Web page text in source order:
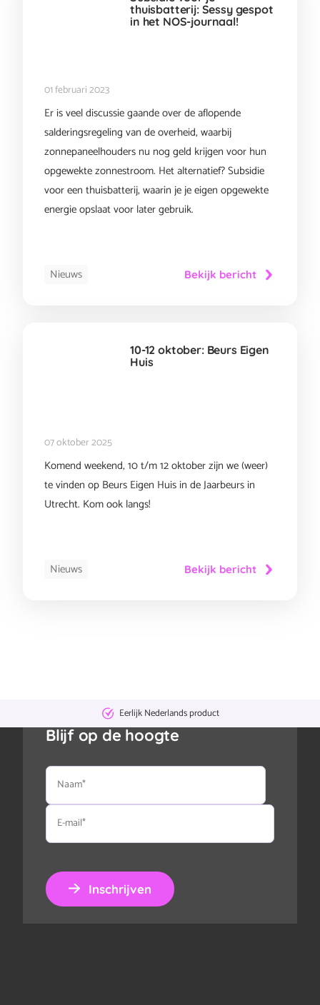
thuisbatterij: Sessy gespot
in het NOS-journaal!
01 februari 2023
Er is veel discussie gaande over de aflopende
salderingsregeling van de overheid, waarbij
zonnepaneelhouders nu nog geld krijgen voor hun
opgewekte zonnestroom. Het alternatief? Subsidie
voor een thuisbatterij, waarin je je eigen opgewekte
energie opslaat voor later gebruik.
Nieuws Bekijk bericht
10-12 oktober: Beurs Eigen
Huis
07 oktober 2025
Komend weekend, 10 t/m 12 oktober zijn we (weer)
te vinden op Beurs Eigen Huis in de Jaarbeurs in
Utrecht. Kom ook langs!
Nieuws Bekijk bericht
Eerlijk Nederlands product
Blijf op de hoogte
Naam
E-
mail
Inschrijven